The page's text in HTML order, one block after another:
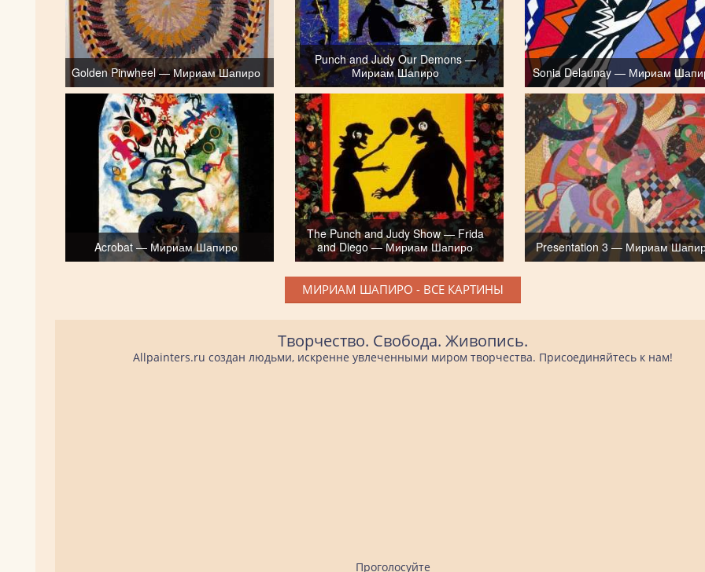
Golden Pinwheel — Мириам Шапиро
Punch and Judy Our Demons —
Мириам Шапиро
Sonia Delaunay — Мириам
Acrobat — Мириам Шапиро
The Punch and Judy Show — Frida
and Diego — Мириам Шапиро
Presentation 3 — Мириам
МИРИАМ ШАПИРО - ВСЕ КАРТИНЫ
Творчество. Свобода. Живопись.
Allpainters.ru создан людьми, искренне увлеченными миром творчества. Присоединяйтесь к нам!
Проголосуйте